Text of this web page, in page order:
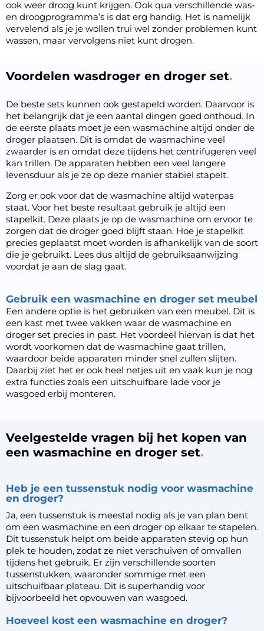
ook weer droog kunt krijgen. Ook qua verschillende was-
en droogprogramma’s is dat erg handig. Het is namelijk
vervelend als je je wollen trui wel zonder problemen kunt
wassen, maar vervolgens niet kunt drogen.
Voordelen wasdroger en droger set
De beste sets kunnen ook gestapeld worden. Daarvoor is
het belangrijk dat je een aantal dingen goed onthoud. In
de eerste plaats moet je een wasmachine altijd onder de
droger plaatsen. Dit is omdat de wasmachine veel
zwaarder is en omdat deze tijdens het centrifugeren veel
kan trillen. De apparaten hebben een veel langere
levensduur als je ze op deze manier stabiel stapelt.
Zorg er ook voor dat de wasmachine altijd waterpas
staat. Voor het beste resultaat gebruik je altijd een
stapelkit. Deze plaats je op de wasmachine om ervoor te
zorgen dat de droger goed blijft staan. Hoe je stapelkit
precies geplaatst moet worden is afhankelijk van de soort
die je gebruikt. Lees dus altijd de gebruiksaanwijzing
voordat je aan de slag gaat.
Gebruik een wasmachine en droger set meubel
Een andere optie is het gebruiken van een meubel. Dit is
een kast met twee vakken waar de wasmachine en
droger set precies in past. Het voordeel hiervan is dat het
wordt voorkomen dat de wasmachine gaat trillen,
waardoor beide apparaten minder snel zullen slijten.
Daarbij ziet het er ook heel netjes uit en vaak kun je nog
extra functies zoals een uitschuifbare lade voor je
wasgoed erbij monteren.
Veelgestelde vragen bij het kopen van
een wasmachine en droger set
Heb je een tussenstuk nodig voor wasmachine
en droger?
Ja, een tussenstuk is meestal nodig als je van plan bent
om een wasmachine en een droger op elkaar te stapelen.
Dit tussenstuk helpt om beide apparaten stevig op hun
plek te houden, zodat ze niet verschuiven of omvallen
tijdens het gebruik. Er zijn verschillende soorten
tussenstukken, waaronder sommige met een
uitschuifbaar plateau. Dit is superhandig voor
bijvoorbeeld het opvouwen van wasgoed.
Hoeveel kost een wasmachine en droger?